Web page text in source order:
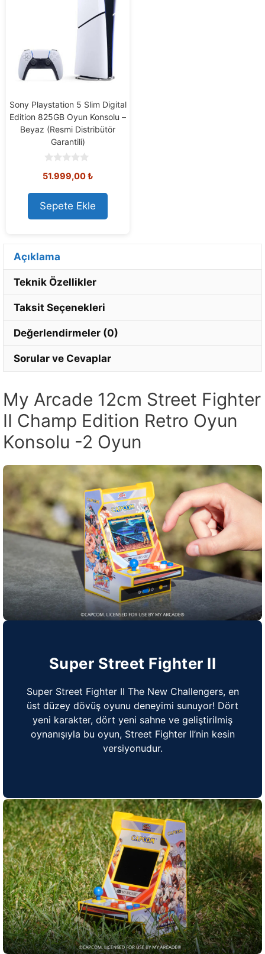
Sony Playstation 5 Slim Digital
Edition 825GB Oyun Konsolu –
Beyaz (Resmi Distribütör
Garantili)
o
t
o
f
5
51.999,00₺
Sepete Ekle
Açıklama
Teknik Özellikler
Taksit Seçenekleri
Değerlendirmeler (0)
Sorular ve Cevaplar
My Arcade 12cm Street Fighter
II Champ Edition Retro Oyun
Konsolu -2 Oyun
Super Street Fighter II
Super Street Fighter II The New Challengers, en
üst düzey dövüş oyunu deneyimi sunuyor! Dört
yeni karakter, dört yeni sahne ve geliştirilmiş
oynanışıyla bu oyun, Street Fighter II’nin kesin
versiyonudur.